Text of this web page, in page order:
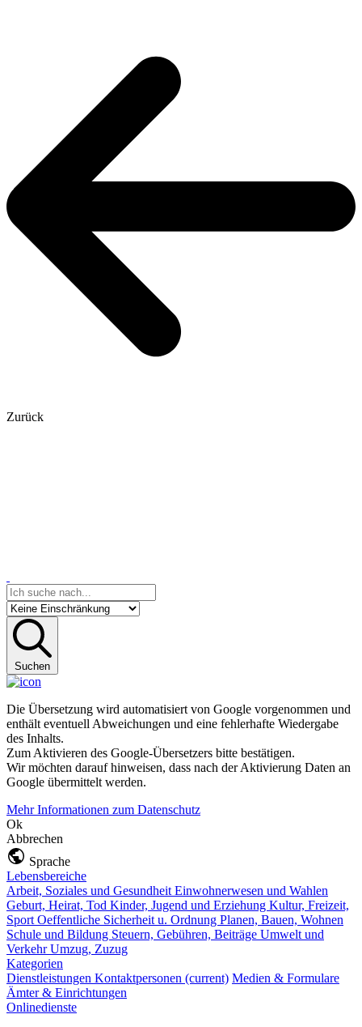
Zurück
Suchen
Die Übersetzung wird automatisiert von Google vorgenommen und
enthält eventuell Abweichungen und eine fehlerhafte Wiedergabe
des Inhalts.
Zum Aktivieren des Google-Übersetzers bitte bestätigen.
Wir möchten darauf hinweisen, dass nach der Aktivierung Daten an
Google übermittelt werden.
Mehr Informationen zum Datenschutz
Ok
Abbrechen
Sprache
Lebensbereiche
Arbeit, Soziales und Gesundheit Einwohnerwesen und Wahlen
Geburt, Heirat, Tod Kinder, Jugend und Erziehung Kultur, Freizeit,
Sport Oeffentliche Sicherheit u. Ordnung Planen, Bauen, Wohnen
Schule und Bildung Steuern, Gebühren, Beiträge Umwelt und
VerkehrUmzug, Zuzug
Kategorien
Dienstleistungen Kontaktpersonen (current) Medien & Formulare
Ämter & Einrichtungen
Onlinedienste